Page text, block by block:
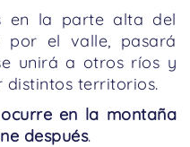
en la parte alta del
por el valle, pasará
unirá a otros ríos y
distintos territorios.
en la montaña
después.